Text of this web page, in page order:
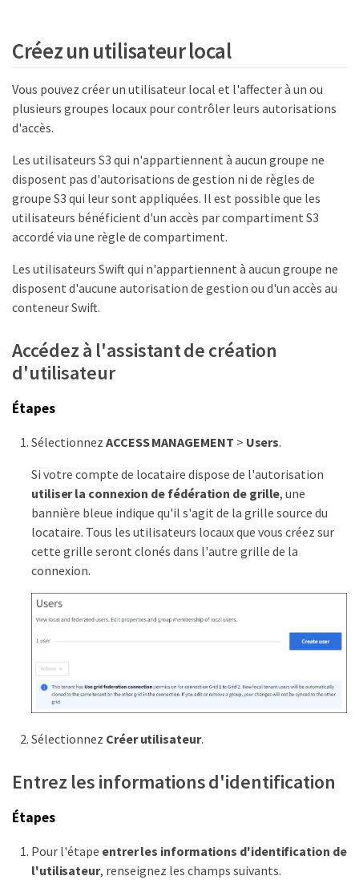
Créez un utilisateur local
Vous pouvez créer un utilisateur local et l'affecter à un ou
plusieurs groupes locaux pour contrôler leurs autorisations
d'accès.
Les utilisateurs S3 qui n'appartiennent à aucun groupe ne
disposent pas d'autorisations de gestion ni de règles de
groupe S3 qui leur sont appliquées. Il est possible que les
utilisateurs bénéficient d'un accès par compartiment S3
accordé via une règle de compartiment.
Les utilisateurs Swift qui n'appartiennent à aucun groupe ne
disposent d'aucune autorisation de gestion ou d'un accès au
conteneur Swift.
Accédez à l'assistant de création
d'utilisateur
Étapes
Sélectionnez ACCESS MANAGEMENT > Users.
Si votre compte de locataire dispose de l'autorisation
utiliser la connexion de fédération de grille, une
bannière bleue indique qu'il s'agit de la grille source du
locataire. Tous les utilisateurs locaux que vous créez sur
cette grille seront clonés dans l'autre grille de la
connexion.
Sélectionnez Créer utilisateur.
Entrez les informations d'identification
Étapes
Pour l'étape entrer les informations d'identification de
l'utilisateur, renseignez les champs suivants.